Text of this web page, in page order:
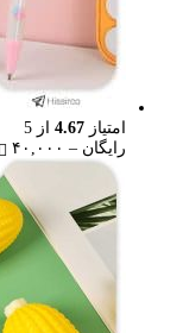
امتیاز 4.67 از 5
رایگان – ۴۰,۰۰۰